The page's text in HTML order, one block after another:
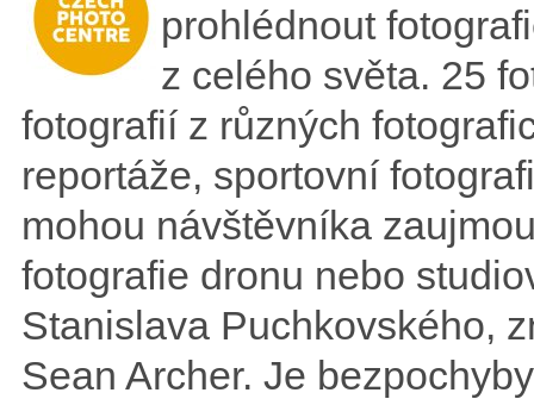
prohlédnout
z celého světa. 25
fotografií z různých
reportáže, sportovní
mohou návštěvníka
fotografie dronu nebo
Stanislava Puchkovského,
Sean Archer. Je